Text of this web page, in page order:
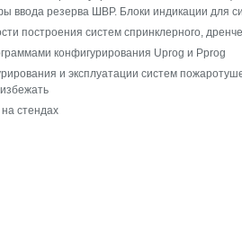
ввода резерва ШВР. Блоки индикации для
построения систем спринклерного,
конфигурирования Uprog и Pprog
и эксплуатации систем
стендах